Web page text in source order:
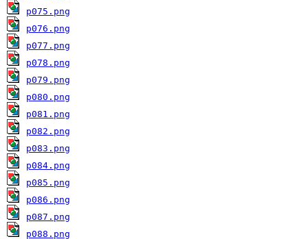
p075.png
p076.png
p077.png
p078.png
p079.png
p080.png
p081.png
p082.png
p083.png
p084.png
p085.png
p086.png
p087.png
p088.png